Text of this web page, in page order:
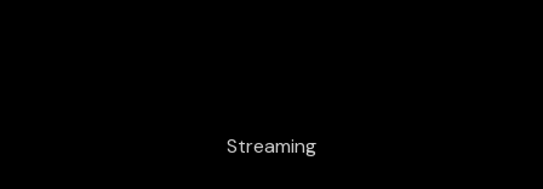
Streaming